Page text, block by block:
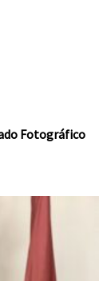
Fotográfico